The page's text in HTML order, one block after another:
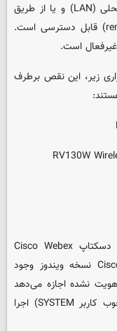
رابط تحت وب این تجهیزات از طریق شبکه محلی (LAN) و یا از طریق
ویژگی مدیریت راه دور (remote management) قابل دسترسی است.
است.
زیر، این نقص برطرف
RV130W
آسیب‌پذیری با درجه اهمیت بالا در نرم‌افزار دسکتاپ Cisco Webex
Meetings و Cisco Webex Productivity Tools نسخه ویندوز وجود
نشده اجازه می‌دهد
دستورات دلخواه را با دسترسی بالا (در چارچوب کاربر SYSTEM) اجرا